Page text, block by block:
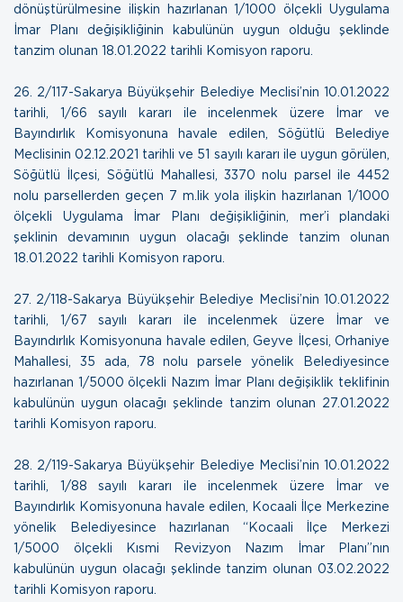
dönüştürülmesine ilişkin hazırlanan 1/1000 ölçekli Uygulama
İmar Planı değişikliğinin kabulünün uygun olduğu şeklinde
tanzim olunan 18.01.2022 tarihli Komisyon raporu
26.
2/117-Sakarya Büyükşehir Belediye Meclisi’nin 10.01.2022
tarihli, 1/66 sayılı kararı ile incelenmek üzere İmar ve
Bayındırlık Komisyonuna havale edilen, Söğütlü Belediye
Meclisinin 02.12.2021 tarihli ve 51 sayılı kararı ile uygun görülen,
Söğütlü İlçesi, Söğütlü Mahallesi, 3370 nolu parsel ile 4452
nolu parsellerden geçen 7 m.lik yola ilişkin hazırlanan 1/1000
ölçekli Uygulama İmar Planı değişikliğinin, mer’i plandaki
şeklinin devamının uygun olacağı şeklinde tanzim olunan
18.01.2022 tarihli Komisyon raporu
27. 2/118-Sakarya Büyükşehir Belediye Meclisi’nin 10.01.2022
tarihli, 1/67 sayılı kararı ile incelenmek üzere İmar ve
Bayındırlık Komisyonuna havale edilen, Geyve İlçesi, Orhaniye
Mahallesi, 35 ada, 78 nolu parsele yönelik Belediyesince
hazırlanan 1/5000 ölçekli Nazım İmar Planı değişiklik teklifinin
kabulünün uygun olacağı şeklinde tanzim olunan 27.01.2022
tarihli Komisyon raporu
28.
2/119-Sakarya Büyükşehir Belediye Meclisi’nin 10.01.2022
tarihli, 1/88 sayılı kararı ile incelenmek üzere İmar ve
Bayındırlık Komisyonuna havale edilen, Kocaali İlçe Merkezine
yönelik Belediyesince hazırlanan “Kocaali İlçe Merkezi
1/5000 ölçekli Kısmi Revizyon Nazım İmar Planı”nın
kabulünün uygun olacağı şeklinde tanzim olunan 03.02.2022
tarihli Komisyon raporu